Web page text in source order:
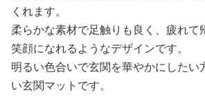
くれます。
柔らかな素材で足触りも良く、疲れて
笑顔になれるようなデザインです。
明るい色合いで玄関を華やかにしたい
い玄関マットです。